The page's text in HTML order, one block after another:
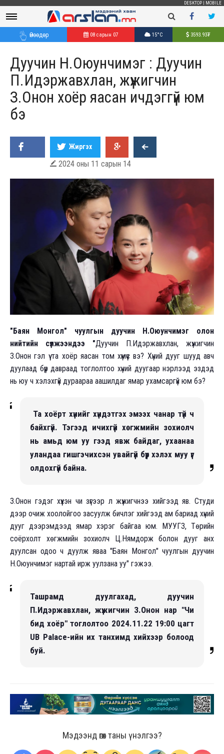
DESKTOP MOBILE
Өнөөдөр 08 сарын 07 15°C 3593.93₮
Дуучин Н.Оюунчимэг : Дуучин
П.Идэржавхлан, жүжигчин
З.Онон хоёр яасан ичдэггүй юм
бэ
Жиргэх
 2024 оны 11 сарын 14
"Баян Монгол" чуулгын дуучин Н.Оюунчимэг олон
нийтийн сүлжээндээ "Дуучин П.Идэржавхлан, жүжигчин
З.Онон гэл үү та хоёр яасан том хүмүүс вэ? Хүний дууг шууд авч
дуулаад бүүр давраад тоглолтоо хүний дуугаар нэрлээд эздэд
нь юу ч хэлэхгүй дураараа аашилдаг ямар ухамсаргүй юм бэ?
Та хоёрт хүнийг хүндэтгэх эмээх чанар түй ч
байхгүй. Тэгээд ичихгүй хөгжмийн зохиолч
нь амьд юм уу гээд явж байдаг, ухаанаа
уландаа гишгэчихсэн увайгүй бүүр хэлэх муу үг
олдохгүй байна.
З.Онон гэдэг хүүхэн чи зүгээр л жүжигчнээ хийгээд яв. Студи
дээр очиж хоолойгоо засуулж бичлэг хийгээд ам бариад хүний
дууг дээрэмдээд ямар хэрэг байгаа юм. МУУГЗ, Төрийн
соёрхолт хөгжмийн зохиолч Ц.Нямдорж болон дууг анх
дуулсан одоо ч дуулж яваа "Баян Монгол" чуулгын дуучин
Н.Оюунчимэг нартай ирж уулзана уу" гэжээ.
Ташрамд дуулгахад, дуучин
П.Идэржавхлан, жүжигчин З.Онон нар "Чи
бид хоёр" тоглолтоо 2024.11.22 19:00 цагт
UB Palace-ийн их танхимд хийхээр болоод
буй.
Мэдээнд өгөх таны үнэлгээ?